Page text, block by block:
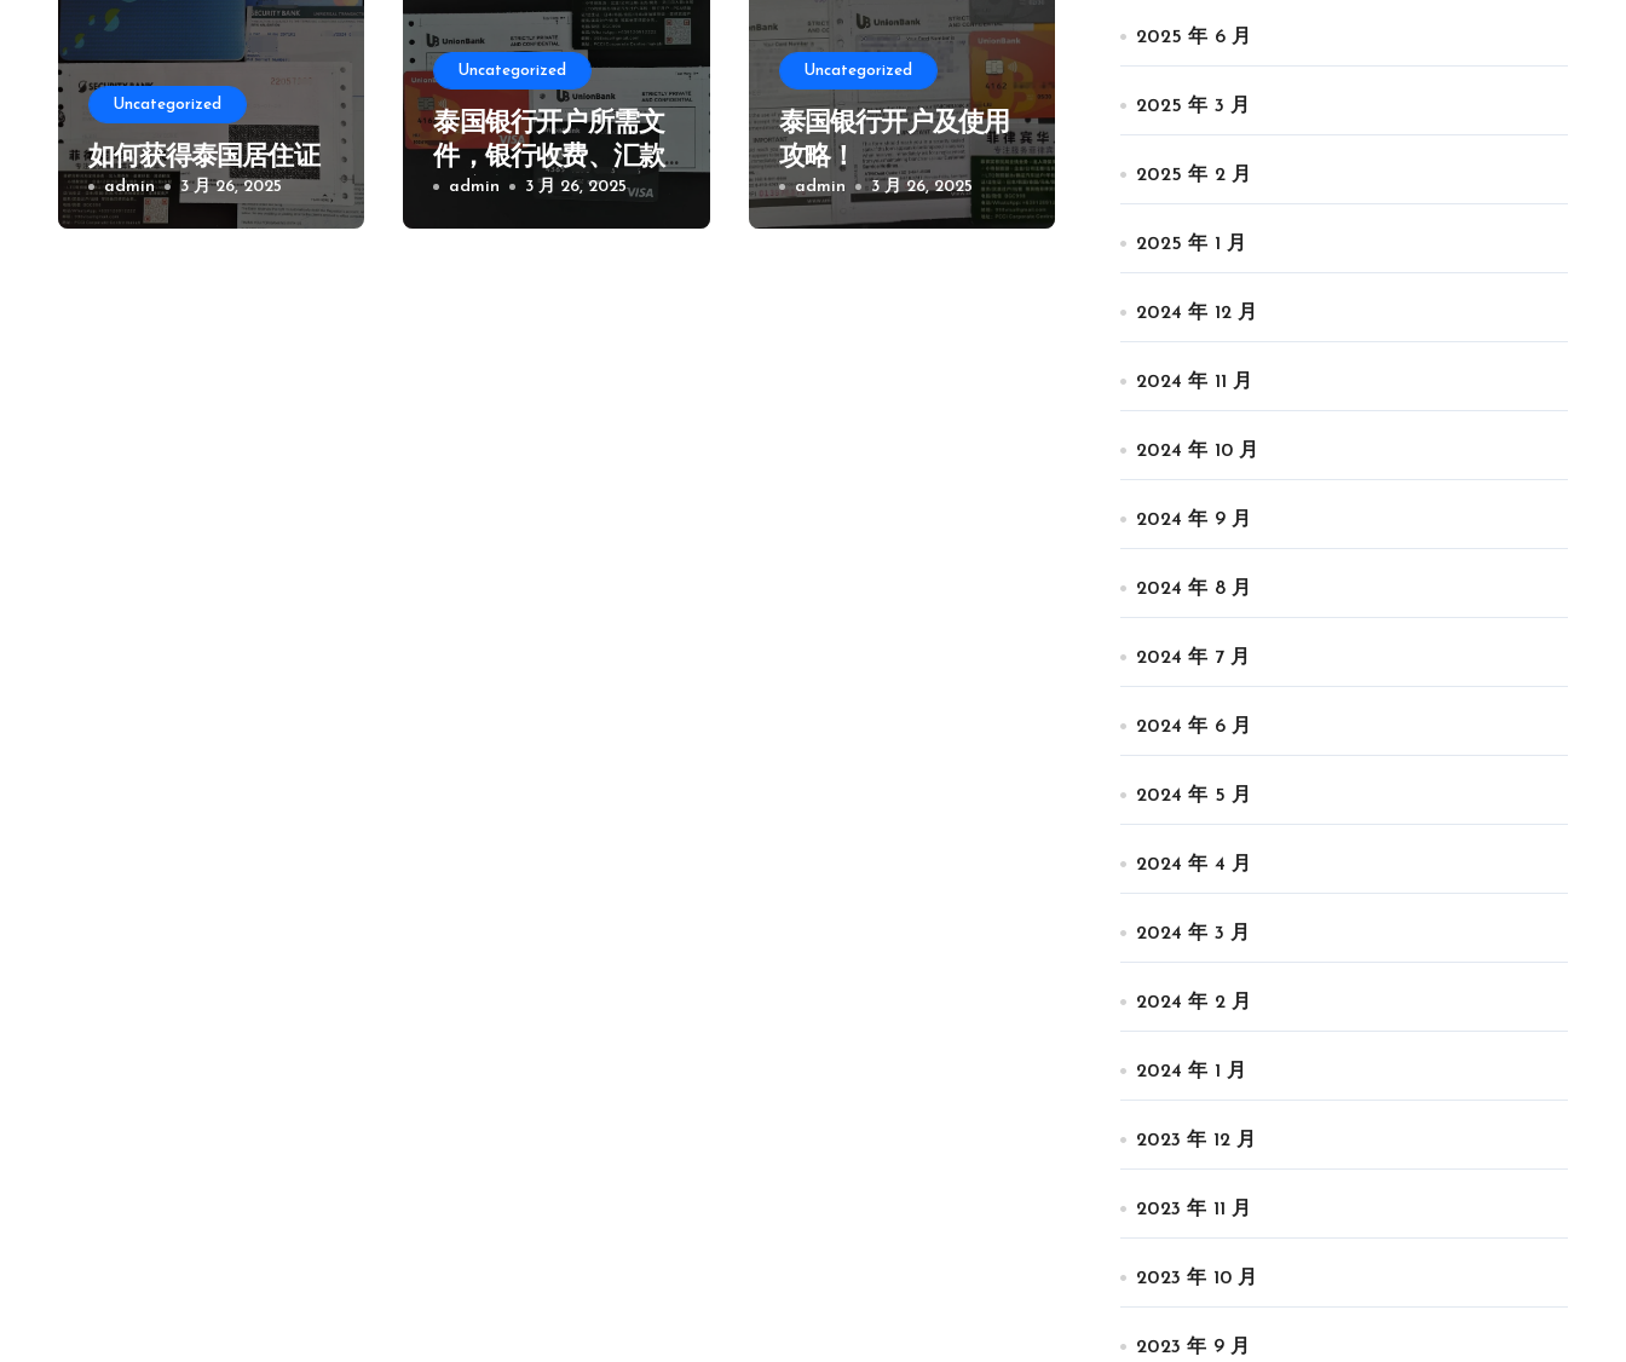
Uncategorized
如何获得泰国居住证
admin 3 月 26, 2025
Uncategorized
泰国银行开户所需文
件，银行收费、汇款
及注意事项！
admin 3 月 26, 2025
Uncategorized
泰国银行开户及使用
攻略！
admin 3 月 26, 2025
2025 年 6 月
2025 年 3 月
2025 年 2 月
2025 年 1 月
2024 年 12 月
2024 年 11 月
2024 年 10 月
2024 年 9 月
2024 年 8 月
2024 年 7 月
2024 年 6 月
2024 年 5 月
2024 年 4 月
2024 年 3 月
2024 年 2 月
2024 年 1 月
2023 年 12 月
2023 年 11 月
2023 年 10 月
2023 年 9 月